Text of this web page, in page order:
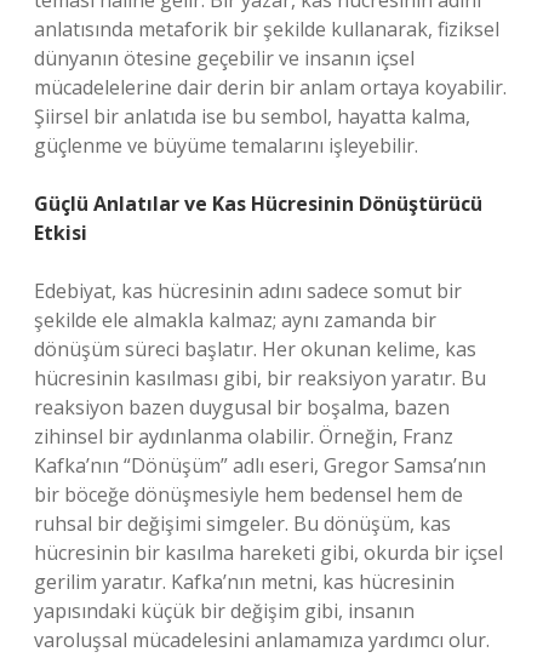
anlatısında metaforik bir şekilde kullanarak, fiziksel
dünyanın ötesine geçebilir ve insanın içsel
mücadelelerine dair derin bir anlam ortaya koyabilir.
Şiirsel bir anlatıda ise bu sembol, hayatta kalma,
güçlenme ve büyüme temalarını işleyebilir.
Güçlü Anlatılar ve Kas Hücresinin Dönüştürücü
Etkisi
Edebiyat, kas hücresinin adını sadece somut bir
şekilde ele almakla kalmaz; aynı zamanda bir
dönüşüm süreci başlatır. Her okunan kelime, kas
hücresinin kasılması gibi, bir reaksiyon yaratır. Bu
reaksiyon bazen duygusal bir boşalma, bazen
zihinsel bir aydınlanma olabilir. Örneğin, Franz
Kafka’nın “Dönüşüm” adlı eseri, Gregor Samsa’nın
bir böceğe dönüşmesiyle hem bedensel hem de
ruhsal bir değişimi simgeler. Bu dönüşüm, kas
hücresinin bir kasılma hareketi gibi, okurda bir içsel
gerilim yaratır. Kafka’nın metni, kas hücresinin
yapısındaki küçük bir değişim gibi, insanın
varoluşsal mücadelesini anlamamıza yardımcı olur.